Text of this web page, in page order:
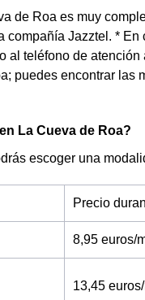
de Roa es muy
Jazztel. *
al teléfono de
puedes encontrar las
La Cueva de Roa?
escoger una
Precio
8,95 euros/
13,45